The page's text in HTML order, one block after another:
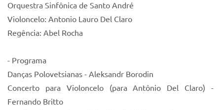
Orquestra Sinfônica de Santo André
Violoncelo: Antonio Lauro Del Claro
Regência: Abel Rocha
- Programa
Danças Polovetsianas - Aleksandr Borodin
Concerto para Violoncelo (para Antônio Del Claro) -
Fernando Britto